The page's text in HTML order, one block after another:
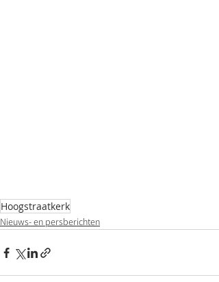
Hoogstraatkerk
Nieuws- en persberichten